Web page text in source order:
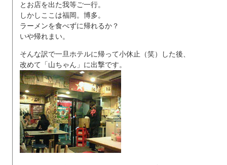
とお店を出た我等ご一行。
しかしここは福岡。博多。
ラーメンを食べずに帰れるか？
いや帰れまい。
そんな訳で一旦ホテルに帰って小休止（笑）した後、
改めて「山ちゃん」に出撃です。